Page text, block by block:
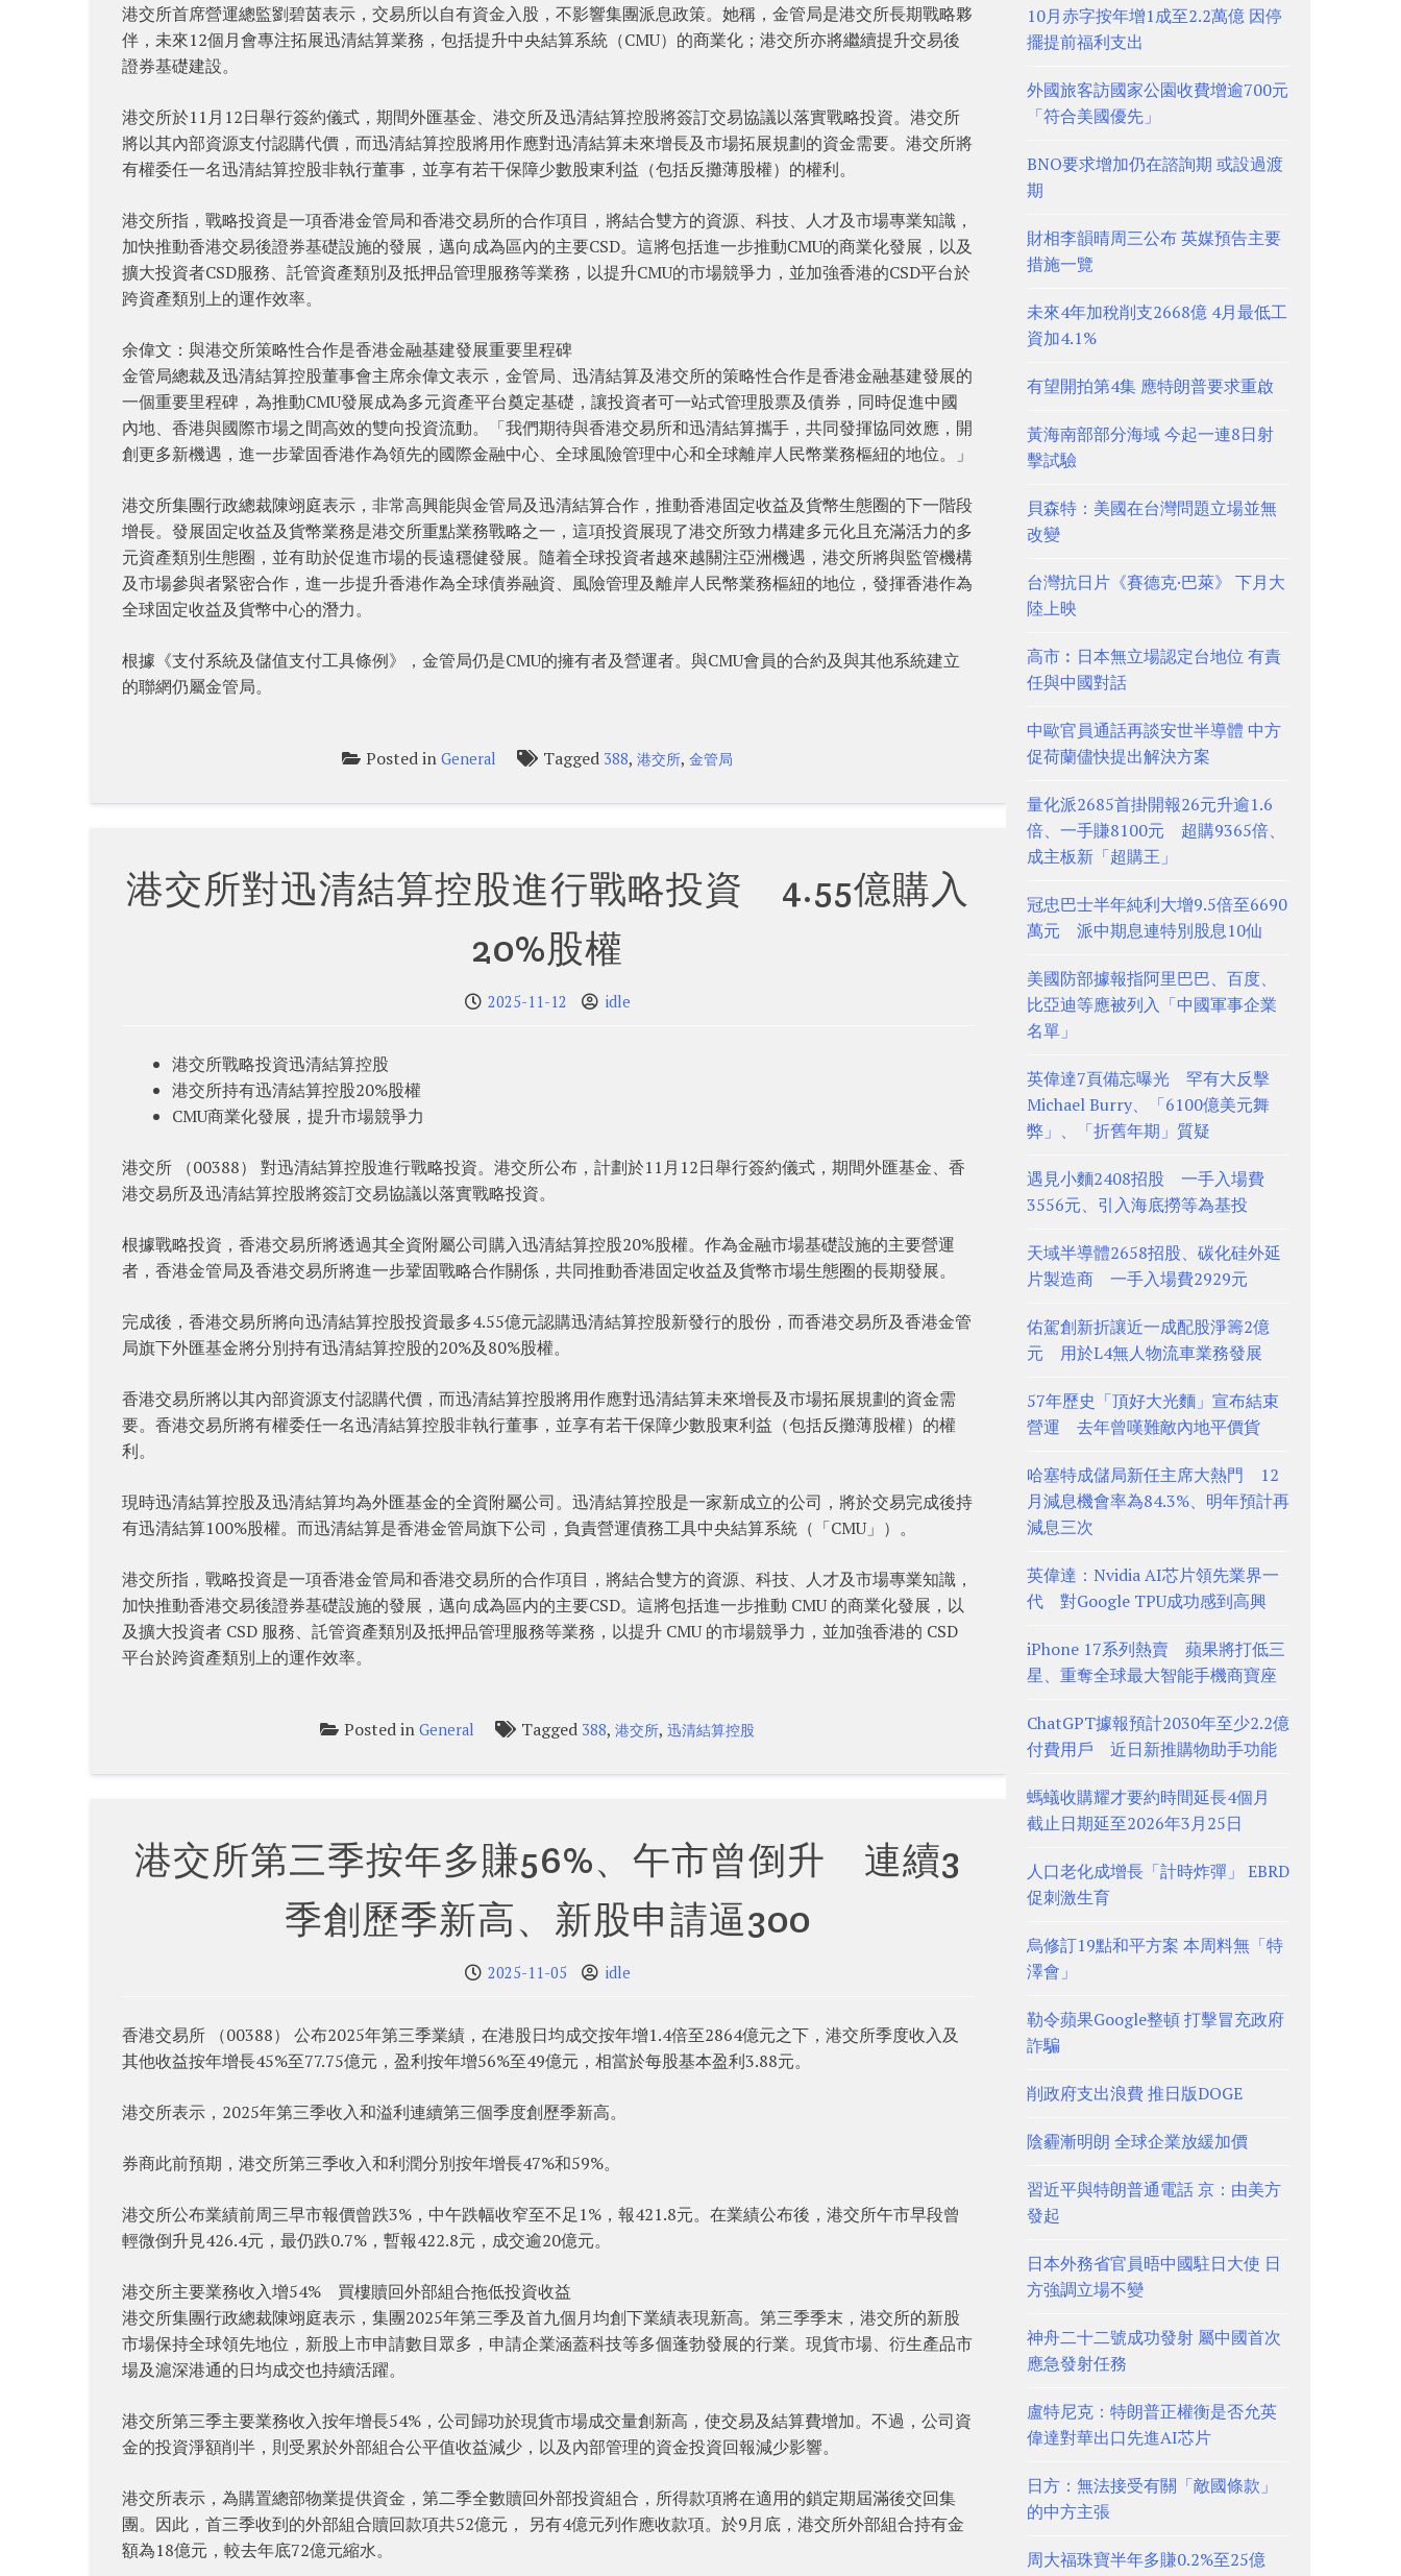
港交所首席營運總監劉碧茵表示，交易所以自有資金入股，不影響集團派息政策。她稱，金管局是港交所長期戰略夥
伴，未來12個月會專注拓展迅清結算業務，包括提升中央結算系統（CMU）的商業化；港交所亦將繼續提升交易後
證券基礎建設。
港交所於11月12日舉行簽約儀式，期間外匯基金、港交所及迅清結算控股將簽訂交易協議以落實戰略投資。港交所
將以其內部資源支付認購代價，而迅清結算控股將用作應對迅清結算未來增長及市場拓展規劃的資金需要。港交所將
有權委任一名迅清結算控股非執行董事，並享有若干保障少數股東利益（包括反攤薄股權）的權利。
港交所指，戰略投資是一項香港金管局和香港交易所的合作項目，將結合雙方的資源、科技、人才及市場專業知識，
加快推動香港交易後證券基礎設施的發展，邁向成為區內的主要CSD。這將包括進一步推動CMU的商業化發展，以及
擴大投資者CSD服務、託管資產類別及抵押品管理服務等業務，以提升CMU的市場競爭力，並加強香港的CSD平台於
跨資產類別上的運作效率。
余偉文：與港交所策略性合作是香港金融基建發展重要里程碑
金管局總裁及迅清結算控股董事會主席余偉文表示，金管局、迅清結算及港交所的策略性合作是香港金融基建發展的
一個重要里程碑，為推動CMU發展成為多元資產平台奠定基礎，讓投資者可一站式管理股票及債券，同時促進中國
內地、香港與國際市場之間高效的雙向投資流動。「我們期待與香港交易所和迅清結算攜手，共同發揮協同效應，開
創更多新機遇，進一步鞏固香港作為領先的國際金融中心、全球風險管理中心和全球離岸人民幣業務樞紐的地位。」
港交所集團行政總裁陳翊庭表示，非常高興能與金管局及迅清結算合作，推動香港固定收益及貨幣生態圈的下一階段
增長。發展固定收益及貨幣業務是港交所重點業務戰略之一，這項投資展現了港交所致力構建多元化且充滿活力的多
元資產類別生態圈，並有助於促進市場的長遠穩健發展。隨着全球投資者越來越關注亞洲機遇，港交所將與監管機構
及市場參與者緊密合作，進一步提升香港作為全球債券融資、風險管理及離岸人民幣業務樞紐的地位，發揮香港作為
全球固定收益及貨幣中心的潛力。
根據《支付系統及儲值支付工具條例》，金管局仍是CMU的擁有者及營運者。與CMU會員的合約及與其他系統建立
的聯網仍屬金管局。
Posted inGeneral Tagged 388,港交所,金管局
港交所對迅清結算控股進行戰略投資 4.55億購入
20%股權
2025-11-12 idle
港交所戰略投資迅清結算控股
港交所持有迅清結算控股20%股權
CMU商業化發展，提升市場競爭力
港交所 （00388） 對迅清結算控股進行戰略投資。港交所公布，計劃於11月12日舉行簽約儀式，期間外匯基金、香
港交易所及迅清結算控股將簽訂交易協議以落實戰略投資。
根據戰略投資，香港交易所將透過其全資附屬公司購入迅清結算控股20%股權。作為金融市場基礎設施的主要營運
者，香港金管局及香港交易所將進一步鞏固戰略合作關係，共同推動香港固定收益及貨幣市場生態圈的長期發展。
完成後，香港交易所將向迅清結算控股投資最多4.55億元認購迅清結算控股新發行的股份，而香港交易所及香港金管
局旗下外匯基金將分別持有迅清結算控股的20%及80%股權。
香港交易所將以其內部資源支付認購代價，而迅清結算控股將用作應對迅清結算未來增長及市場拓展規劃的資金需
要。香港交易所將有權委任一名迅清結算控股非執行董事，並享有若干保障少數股東利益（包括反攤薄股權）的權
利。
現時迅清結算控股及迅清結算均為外匯基金的全資附屬公司。迅清結算控股是一家新成立的公司，將於交易完成後持
有迅清結算100%股權。而迅清結算是香港金管局旗下公司，負責營運債務工具中央結算系統（「CMU」）。
港交所指，戰略投資是一項香港金管局和香港交易所的合作項目，將結合雙方的資源、科技、人才及市場專業知識，
加快推動香港交易後證券基礎設施的發展，邁向成為區内的主要CSD。這將包括進一步推動 CMU 的商業化發展，以
及擴大投資者 CSD 服務、託管資產類別及抵押品管理服務等業務，以提升 CMU 的市場競爭力，並加強香港的 CSD
平台於跨資產類別上的運作效率。
Posted inGeneral Tagged 388,港交所,迅清結算控股
港交所第三季按年多賺56%、午市曾倒升 連續3
季創歷季新高、新股申請逼300
2025-11-05 idle
香港交易所 （00388） 公布2025年第三季業績，在港股日均成交按年增1.4倍至2864億元之下，港交所季度收入及
其他收益按年增長45%至77.75億元，盈利按年增56%至49億元，相當於每股基本盈利3.88元。
港交所表示，2025年第三季收入和溢利連續第三個季度創歷季新高。
券商此前預期，港交所第三季收入和利潤分別按年增長47%和59%。
港交所公布業績前周三早市報價曾跌3%，中午跌幅收窄至不足1%，報421.8元。在業績公布後，港交所午市早段曾
輕微倒升見426.4元，最仍跌0.7%，暫報422.8元，成交逾20億元。
港交所主要業務收入增54% 買樓贖回外部組合拖低投資收益
港交所集團行政總裁陳翊庭表示，集團2025年第三季及首九個月均創下業績表現新高。第三季季末，港交所的新股
市場保持全球領先地位，新股上市申請數目眾多，申請企業涵蓋科技等多個蓬勃發展的行業。現貨市場、衍生產品市
場及滬深港通的日均成交也持續活躍。
港交所第三季主要業務收入按年增長54%，公司歸功於現貨市場成交量創新高，使交易及結算費增加。不過，公司資
金的投資淨額削半，則受累於外部組合公平值收益減少，以及內部管理的資金投資回報減少影響。
港交所表示，為購置總部物業提供資金，第二季全數贖回外部投資組合，所得款項將在適用的鎖定期屆滿後交回集
團。因此，首三季收到的外部組合贖回款項共52億元， 另有4億元列作應收款項。於9月底，港交所外部組合持有金
額為18億元，較去年底72億元縮水。
10月赤字按年增1成至2.2萬億 因停
擺提前福利支出
外國旅客訪國家公園收費增逾700元
「符合美國優先」
BNO要求增加仍在諮詢期 或設過渡
期
財相李韻晴周三公布 英媒預告主要
措施一覽
未來4年加稅削支2668億 4月最低工
資加4.1%
有望開拍第4集 應特朗普要求重啟
黃海南部部分海域 今起一連8日射
擊試驗
貝森特：美國在台灣問題立場並無
改變
台灣抗日片《賽德克·巴萊》 下月大
陸上映
高市︰日本無立場認定台地位 有責
任與中國對話
中歐官員通話再談安世半導體 中方
促荷蘭儘快提出解決方案
量化派2685首掛開報26元升逾1.6
倍、一手賺8100元 超購9365倍、
成主板新「超購王」
冠忠巴士半年純利大增9.5倍至6690
萬元 派中期息連特別股息10仙
美國防部據報指阿里巴巴、百度、
比亞迪等應被列入「中國軍事企業
名單」
英偉達7頁備忘曝光 罕有大反擊
Michael Burry、「6100億美元舞
弊」、「折舊年期」質疑
遇見小麵2408招股 一手入場費
3556元、引入海底撈等為基投
天域半導體2658招股、碳化硅外延
片製造商 一手入場費2929元
佑駕創新折讓近一成配股淨籌2億
元 用於L4無人物流車業務發展
57年歷史「頂好大光麵」宣布結束
營運 去年曾嘆難敵內地平價貨
哈塞特成儲局新任主席大熱門 12
月減息機會率為84.3%、明年預計再
減息三次
英偉達：Nvidia AI芯片領先業界一
代 對Google TPU成功感到高興
iPhone 17系列熱賣 蘋果將打低三
星、重奪全球最大智能手機商寶座
ChatGPT據報預計2030年至少2.2億
付費用戶 近日新推購物助手功能
螞蟻收購耀才要約時間延長4個月
截止日期延至2026年3月25日
人口老化成增長「計時炸彈」 EBRD
促刺激生育
烏修訂19點和平方案 本周料無「特
澤會」
勒令蘋果Google整頓 打擊冒充政府
詐騙
削政府支出浪費 推日版DOGE
陰霾漸明朗 全球企業放緩加價
習近平與特朗普通電話 京：由美方
發起
日本外務省官員晤中國駐日大使 日
方強調立場不變
神舟二十二號成功發射 屬中國首次
應急發射任務
盧特尼克：特朗普正權衡是否允英
偉達對華出口先進AI芯片
日方：無法接受有關「敵國條款」
的中方主張
周大福珠寶半年多賺0.2%至25億